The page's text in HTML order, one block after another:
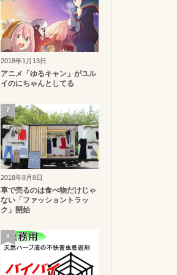
2018年1月13日
アニメ「ゆるキャン」がユル
イのにちゃんとしてる
2018年8月8日
車で売るのは食べ物だけじゃ
ない「ファッショントラッ
ク」開始
7
8